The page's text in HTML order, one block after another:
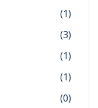
(1)
(3)
(1)
(1)
(0)